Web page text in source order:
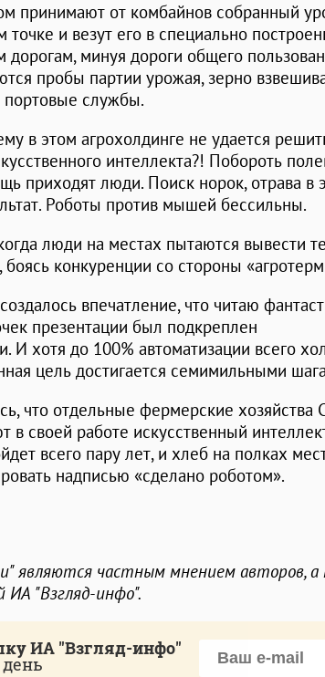
принимают от комбайнов собранный
точке и везут его в специально
дорогам, минуя дороги общего
пробы партии урожая, зерно
службы.
в этом агрохолдинге не удается
интеллекта?! Побороть
приходят люди. Поиск норок, отрава в
Роботы против мышей бессильны.
люди на местах пытаются вывести
конкуренции со стороны
впечатление, что читаю
презентации был подкреплен
И хотя до 100% автоматизации всего
цель достигается семимильными
что отдельные фермерские хозяйства
в своей работе искусственный
всего пару лет, и хлеб на полках
надписью «сделано роботом».
являются частным мнением авторов, а
ИА "Взгляд-инфо".
ИА "Взгляд-инфо"